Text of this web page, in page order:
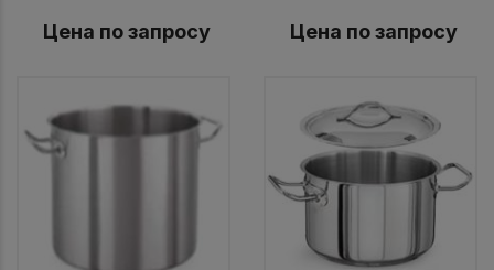
Цена по запросу Цена по запросу